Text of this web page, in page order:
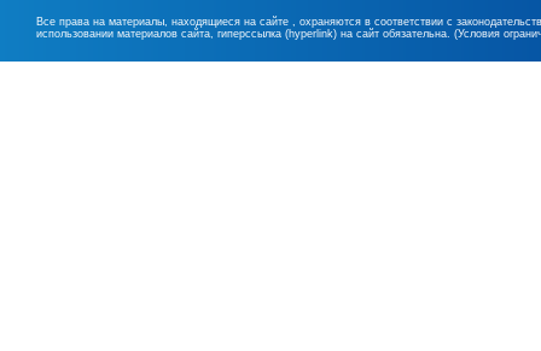
Все права на материалы, находящиеся на сайте , охраняются в соответствии с
использовании материалов сайта, гиперссылка (hyperlink) на сайт обязательна. (Условия